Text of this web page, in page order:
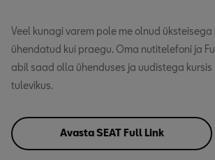
Veel kunagi varem pole me olnud
ühendatud kui praegu. Oma nutitelefoni ja
abil saad olla ühenduses ja uudistega kursis
tulevikus.
Avasta SEAT Full Link